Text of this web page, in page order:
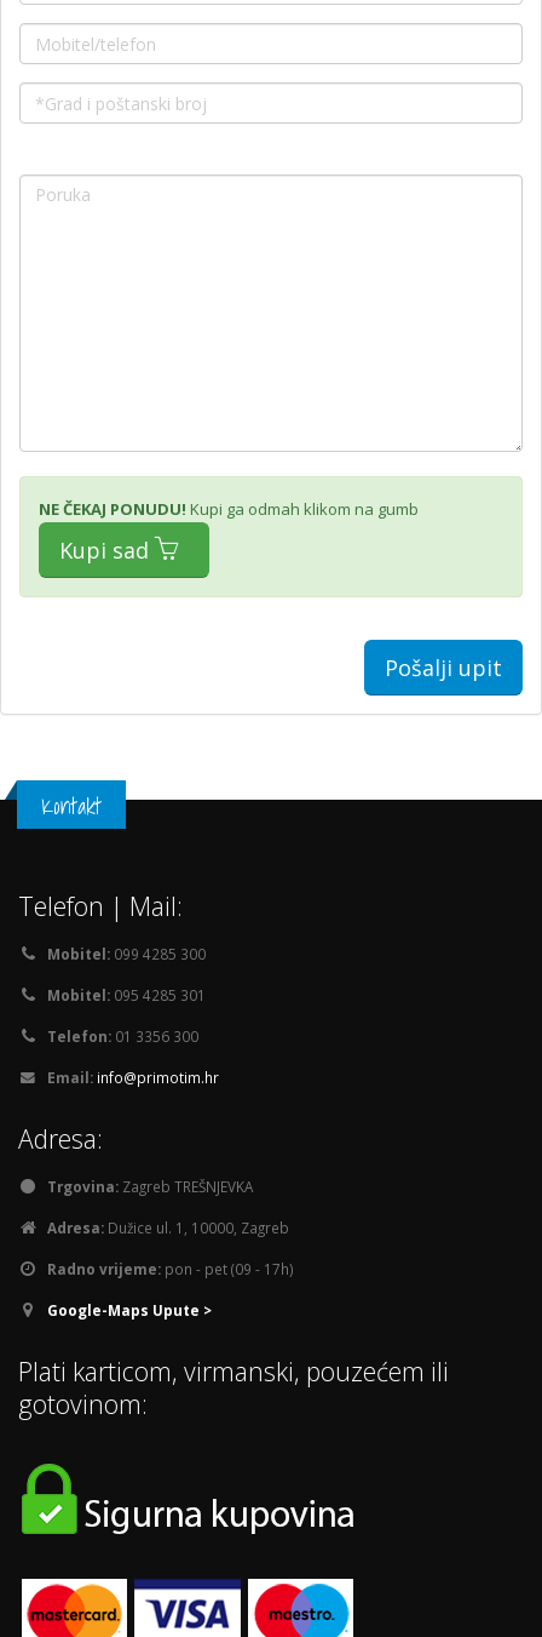
NE ČEKAJ PONUDU! Kupi ga odmah klikom na gumb
Kupi sad
Pošalji upit
Kontakt
Telefon | Mail:
Mobitel: 099 4285 300
Mobitel: 095 4285 301
Telefon: 01 3356 300
Email: info@primotim.hr
Adresa:
Trgovina: Zagreb TREŠNJEVKA
Adresa: Dužice ul. 1, 10000, Zagreb
Radno vrijeme: pon - pet (09 - 17h)
Google-Maps Upute >
Plati karticom, virmanski, pouzećem ili
gotovinom: